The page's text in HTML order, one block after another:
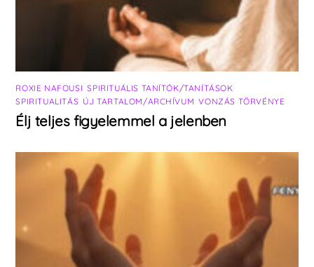
ROXIE NAFOUSI ,SPIRITUÁLIS TANÍTÓK/TANÍTÁSOK
SPIRITUALITÁS ÚJ TARTALOM/ARCHÍVUM ,VONZÁS TÖRVÉNYE
Élj teljes figyelemmel a jelenben